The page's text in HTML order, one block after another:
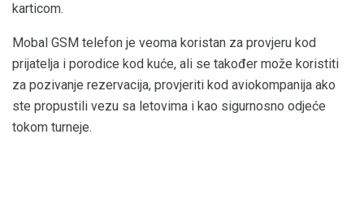
karticom.
Mobal GSM telefon je veoma koristan za provjeru kod
prijatelja i porodice kod kuće, ali se također može koristiti
za pozivanje rezervacija, provjeriti kod aviokompanija ako
ste propustili vezu sa letovima i kao sigurnosno odjeće
tokom turneje.